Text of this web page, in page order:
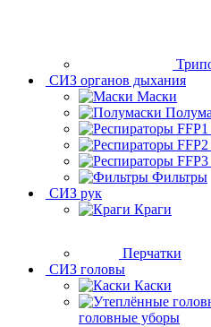
СИЗ органов дыхания
Маски
Фильтры
СИЗ рук
Краги
Перчатки
СИЗ головы
Каски
головные уборы